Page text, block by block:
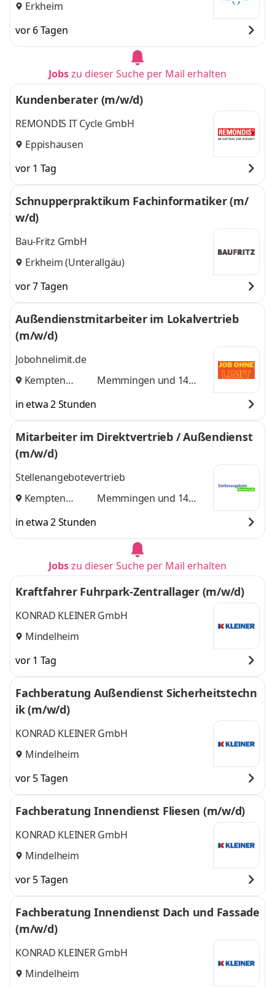
Erkheim
vor 6 Tagen
Jobszu dieser Suche per Mail erhalten
Kundenberater (m/w/d)
REMONDIS IT Cycle GmbH
Eppishausen
vor 1 Tag
Schnupperpraktikum Fachinformatiker (m/
w/d)
Bau-Fritz GmbH
Erkheim (Unterallgäu)
vor 7 Tagen
Außendienstmitarbeiter im Lokalvertrieb
(m/w/d)
Jobohnelimit.de
Kempten
Memmingen und 14
in etwa 2 Stunden
Mitarbeiter im Direktvertrieb / Außendienst
(m/w/d)
Stellenangebotevertrieb
Kempten
Memmingen und 14
in etwa 2 Stunden
Jobszu dieser Suche per Mail erhalten
Kraftfahrer Fuhrpark-Zentrallager (m/w/d)
KONRAD KLEINER GmbH
Mindelheim
vor 1 Tag
Fachberatung Außendienst Sicherheitstechn
ik (m/w/d)
KONRAD KLEINER GmbH
Mindelheim
vor 5 Tagen
Fachberatung Innendienst Fliesen (m/w/d)
KONRAD KLEINER GmbH
Mindelheim
vor 5 Tagen
Fachberatung Innendienst Dach und Fassade
(m/w/d)
KONRAD KLEINER GmbH
Mindelheim